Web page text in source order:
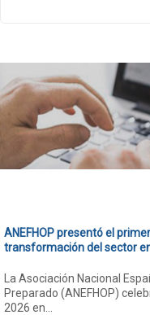
ANEFHOP presentó el
transformación del sector
La Asociación Nacional
Preparado (ANEFHOP)
2026 en...